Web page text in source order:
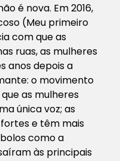
é nova. Em 2016,
(Meu primeiro
com que as
ruas, as mulheres
anos depois a
o movimento
as mulheres
única voz; as
e têm mais
como a
às principais